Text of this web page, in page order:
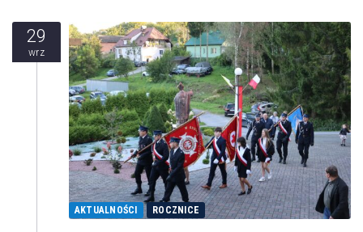
29
wrz
AKTUALNOŚCI ROCZNICE